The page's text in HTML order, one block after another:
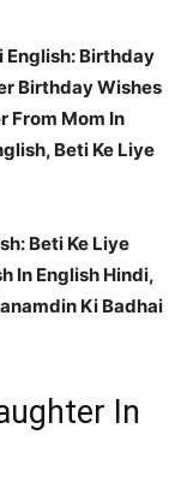
English: Birthday
Birthday Wishes
From Mom In
Beti Ke Liye
Beti Ke Liye
In English Hindi,
Ki Badhai
In